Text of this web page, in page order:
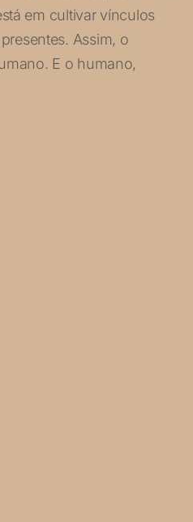
em cultivar vínculos
Assim, o
E o humano,